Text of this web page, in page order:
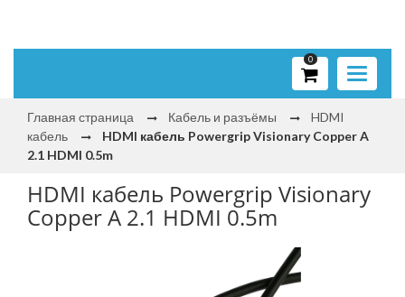
Toggle
0
Главная страница Кабель и разъёмы
HDMI
кабель
HDMI кабель Powergrip Visionary Copper A
2.1 HDMI 0.5m
HDMI кабель Powergrip Visionary
Copper A 2.1 HDMI 0.5m